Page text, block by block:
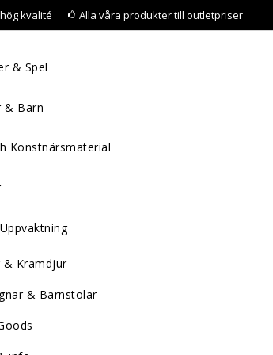
kvalité Alla våra produkter till outletpriser
& Spel
& Barn
Konstnärsmaterial
& Kramdjur
& Barnstolar